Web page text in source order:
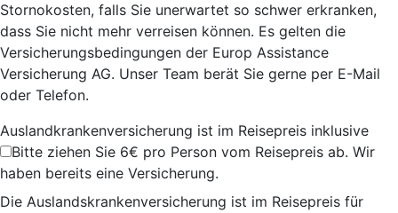
Stornokosten, falls Sie unerwartet so schwer erkranken,
dass Sie nicht mehr verreisen können. Es gelten die
Versicherungsbedingungen der Europ Assistance
Versicherung AG. Unser Team berät Sie gerne per E-Mail
oder Telefon.
Auslandkrankenversicherung ist im Reisepreis inklusive
Bitte ziehen Sie 6€ pro Person vom Reisepreis ab. Wir
haben bereits eine Versicherung.
Die Auslandskrankenversicherung ist im Reisepreis für